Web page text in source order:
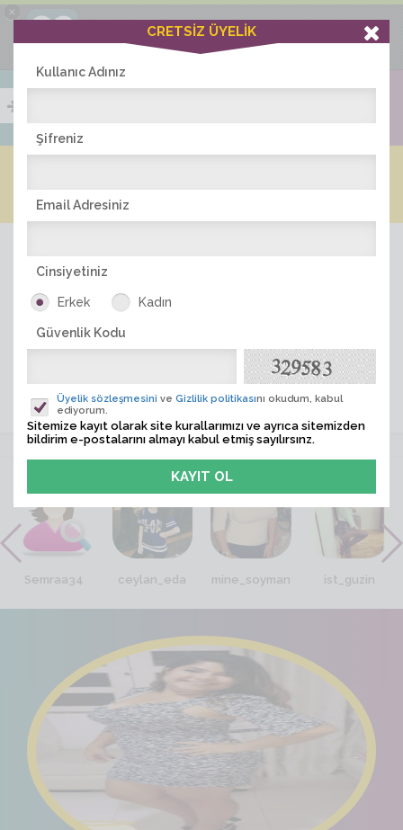
×
Ciddiask Uygulaması
+1 Hafta Gold Üyelik Kazan
Bedava - com.ciddi.ask
İNDİR
ÜYE ARA
VİTRİN
Semraa34 ceylan_eda mine_soyman ist_guzin
CRETSİZ ÜYELİK
Kullanıc Adınız
Şifreniz
Email Adresiniz
Cinsiyetiniz
Erkek Kadın
Güvenlik Kodu
Üyelik sözleşmesini ve Gizlilik politikasını okudum, kabul
ediyorum.
Sitemize kayıt olarak site kurallarımızı ve ayrıca sitemizden
bildirim e-postalarını almayı kabul etmiş sayılırsınz.